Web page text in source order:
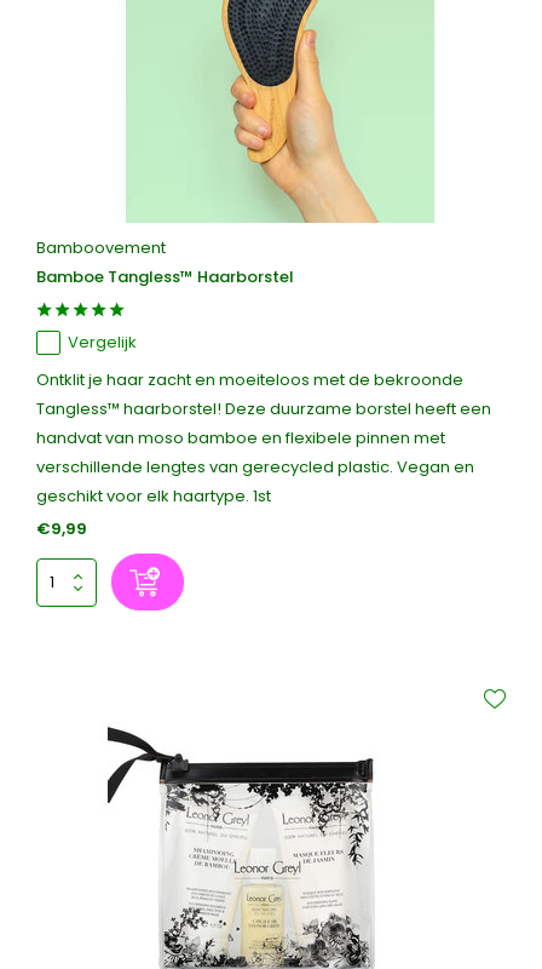
Bamboovement
Bamboe Tangless™ Haarborstel
Vergelijk
Ontklit je haar zacht en moeiteloos met de bekroonde
Tangless™ haarborstel! Deze duurzame borstel heeft een
handvat van moso bamboe en flexibele pinnen met
verschillende lengtes van gerecycled plastic. Vegan en
geschikt voor elk haartype. 1st
€9,99